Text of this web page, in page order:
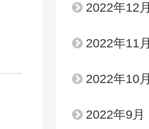
2022年12月
2022年11月
2022年10月
2022年9月